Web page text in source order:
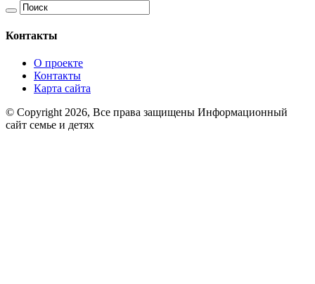
Контакты
О проекте
Контакты
Карта сайта
© Copyright 2026, Все права защищены Информационный
сайт семье и детях